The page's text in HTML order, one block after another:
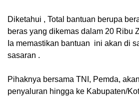
Diketahui , Total bantuan berupa
beras yang dikemas dalam 20 Ribu
Ia memastikan bantuan ini akan di
sasaran .
Pihaknya bersama TNI, Pemda,
penyaluran hingga ke Kabupaten/